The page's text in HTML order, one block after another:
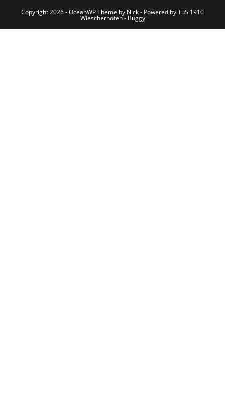
Copyright 2026 - OceanWP Theme by Nick - Powered by TuS 1910
Wiescherhöfen - Buggy